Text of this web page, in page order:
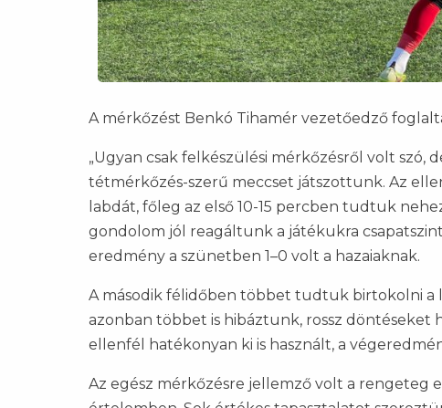
A mérkőzést Benkó Tihamér vezetőedző
„Ugyan csak felkészülési mérkőzésről volt szó,
tétmérkőzés-szerű meccset játszottunk. Az
labdát, főleg az első 10-15 percben tudtuk
gondolom jól reagáltunk a játékukra
eredmény a szünetben 1–0 volt a hazaiaknak.
A második félidőben többet tudtuk birtokolni
azonban többet is hibáztunk, rossz
ellenfél hatékonyan ki is használt, a
Az egész mérkőzésre jellemző volt a rengeteg